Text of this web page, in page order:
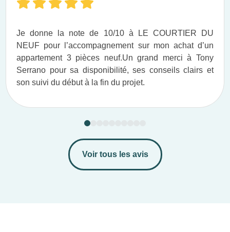
Je donne la note de 10/10 à LE COURTIER DU
NEUF pour l’accompagnement sur mon achat d’un
appartement 3 pièces neuf.​ Un grand merci à Tony
Serrano pour sa disponibilité, ses conseils clairs et
son suivi du début à la fin du projet.​
Voir tous les avis